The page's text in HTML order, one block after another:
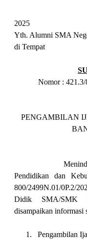
2025
Yth. Alumni SMA
di Tempat
Nomor :
PENGAMBILAN
Pendidikan dan
800/2499N.01/0P.2/
Didik SMA/SMK
disampaikan informasi
1.
Pengambilan